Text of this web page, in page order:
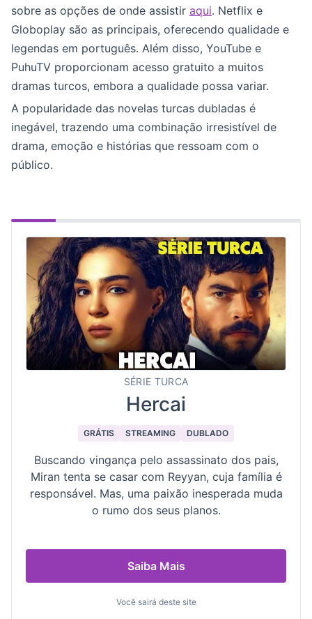
sobre as opções de onde assistir aqui. Netflix e
Globoplay são as principais, oferecendo qualidade e
legendas em português. Além disso, YouTube e
PuhuTV proporcionam acesso gratuito a muitos
dramas turcos, embora a qualidade possa variar.
A popularidade das novelas turcas dubladas é
inegável, trazendo uma combinação irresistível de
drama, emoção e histórias que ressoam com o
público.
SÉRIE TURCA
Hercai
GRÁTIS STREAMING DUBLADO
Buscando vingança pelo assassinato dos pais,
Miran tenta se casar com Reyyan, cuja família é
responsável. Mas, uma paixão inesperada muda
o rumo dos seus planos.
Saiba Mais
Você sairá deste site